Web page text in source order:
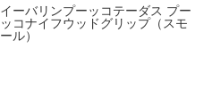
イーバリンプーッコテーダス プー
ッコナイフウッドグリップ（スモ
ール）